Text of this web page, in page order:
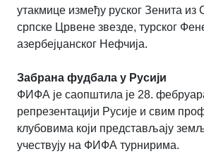
утакмице између руског Зенита из
српске Црвене звезде, турског
азербејџанског Нефчија.
Забрана фудбала у Русији
ФИФА је саопштила је 28.
репрезентацији Русије и свим
клубовима који представљају
учествују на ФИФА турнирима.